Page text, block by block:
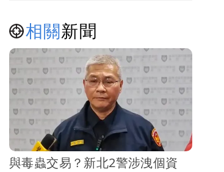
相關新聞
與毒蟲交易？新北2警涉洩個資